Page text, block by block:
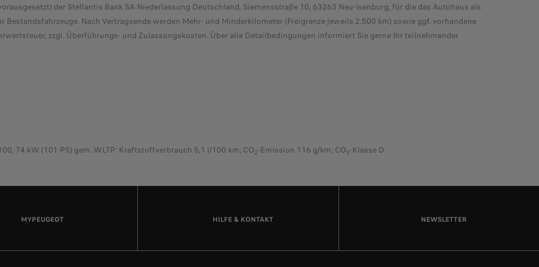
der Stellantis Bank SA Niederlassung Deutschland, Siemensstraße 10, 63263 Neu-Isenburg, für die das Autohaus als
Nach Vertragsende werden Mehr- und Minderkilometer (Freigrenze jeweils 2.500 km) sowie ggf. vorhandene
zzgl. Überführungs- und Zulassungskosten. Über alle Detailbedingungen informiert Sie gerne Ihr teilnehmender
74 kW (101 PS) gem. WLTP: Kraftstoffverbrauch 5,1 l/100 km; CO2-Emission 116 g/km; CO2-Klasse D
MYPEUGEOT HILFE & KONTAKT NEWSLETTER